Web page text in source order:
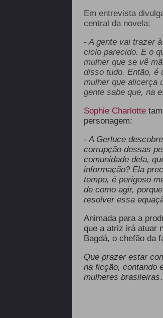
Em entrevista
central da novela:
- A gente vai trazer
ciclo parecido. E o
mulher que se vê
disso tudo. Então, é
mulher que alicerça
gente sabe que, na
Sophie Charlotte
personagem:
- A Gerluce
corrupção dessas
comunidade dela,
informação? Ela
tempo, é perigoso
de como agir,
resolver essa
Animada para a
que a atriz irá atuar
Bagdá, o chefão da
Que prazer estar
na ficção, contando
mulheres